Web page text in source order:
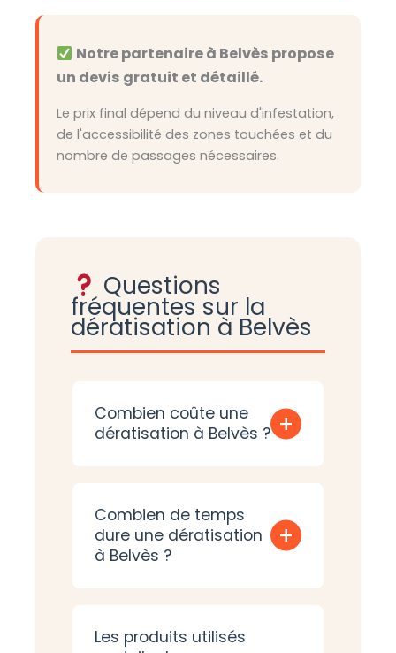
Notre partenaire à Belvès propose
un devis gratuit et détaillé.
Le prix final dépend du niveau d'infestation,
de l'accessibilité des zones touchées et du
nombre de passages nécessaires.
Questions
fréquentes sur la
dératisation à Belvès
Combien coûte une
dératisation à Belvès ? +
Combien de temps
dure une dératisation
à Belvès ?
+
Les produits utilisés